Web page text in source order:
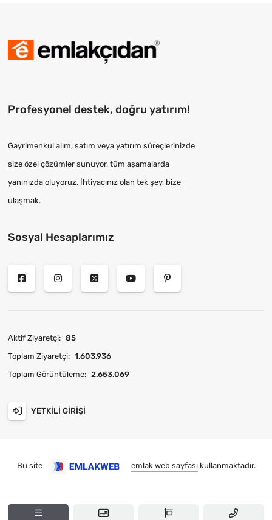
Profesyonel destek, doğru yatırım!
Gayrimenkul alım, satım veya yatırım süreçlerinizde
size özel çözümler sunuyor, tüm aşamalarda
yanınızda oluyoruz. İhtiyacınız olan tek şey, bize
ulaşmak.
Sosyal Hesaplarımız
Aktif Ziyaretçi: 85
Toplam Ziyaretçi: 1.603.936
Toplam Görüntüleme: 2.653.069
YETKILI GIRIŞI
Bu site emlak web sayfasıkullanmaktadır.